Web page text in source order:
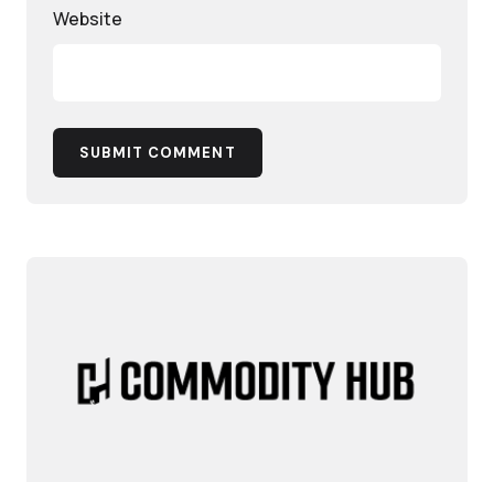
Website
SUBMIT COMMENT